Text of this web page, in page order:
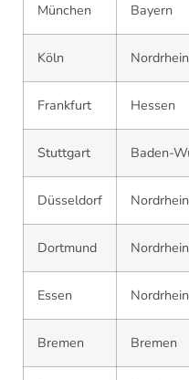
München Bayern
Köln
Frankfurt Hessen
Stuttgart Baden-
Düsseldorf
Dortmund
Essen
Bremen Bremen